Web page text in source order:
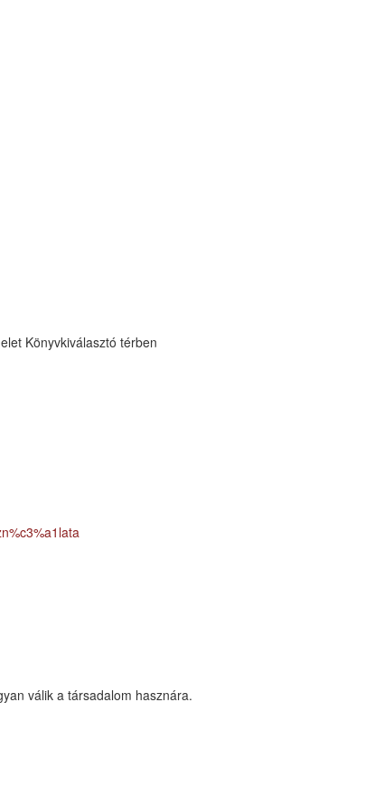
Könyvkiválasztó térben
válik a társadalom hasznára.